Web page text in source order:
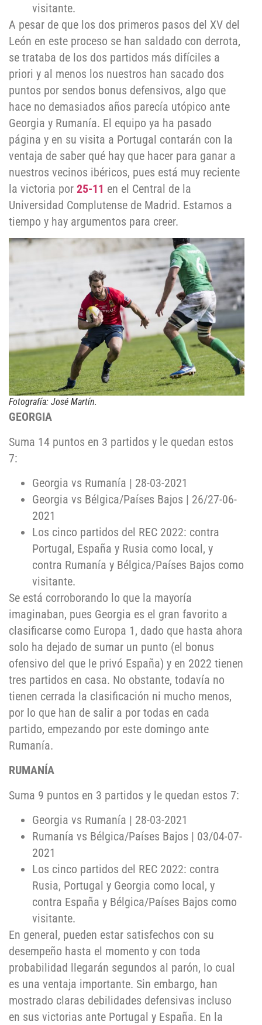
visitante.
A pesar de que los dos primeros pasos del XV del
León en este proceso se han saldado con derrota,
se trataba de los dos partidos más difíciles a
priori y al menos los nuestros han sacado dos
puntos por sendos bonus defensivos, algo que
hace no demasiados años parecía utópico ante
Georgia y Rumanía. El equipo ya ha pasado
página y en su visita a Portugal contarán con la
ventaja de saber qué hay que hacer para ganar a
nuestros vecinos ibéricos, pues está muy reciente
la victoria por 25-11 en el Central de la
Universidad Complutense de Madrid. Estamos a
tiempo y hay argumentos para creer.
Fotografía: José Martín.
GEORGIA
Suma 14 puntos en 3 partidos y le quedan estos
7:
Georgia vs Rumanía | 28-03-2021
Georgia vs Bélgica/Países Bajos | 26/27-06-
2021
Los cinco partidos del REC 2022: contra
Portugal, España y Rusia como local, y
contra Rumanía y Bélgica/Países Bajos como
visitante.
Se está corroborando lo que la mayoría
imaginaban, pues Georgia es el gran favorito a
clasificarse como Europa 1, dado que hasta ahora
solo ha dejado de sumar un punto (el bonus
ofensivo del que le privó España) y en 2022 tienen
tres partidos en casa. No obstante, todavía no
tienen cerrada la clasificación ni mucho menos,
por lo que han de salir a por todas en cada
partido, empezando por este domingo ante
Rumanía.
RUMANÍA
Suma 9 puntos en 3 partidos y le quedan estos 7:
Georgia vs Rumanía | 28-03-2021
Rumanía vs Bélgica/Países Bajos | 03/04-07-
2021
Los cinco partidos del REC 2022: contra
Rusia, Portugal y Georgia como local, y
contra España y Bélgica/Países Bajos como
visitante.
En general, pueden estar satisfechos con su
desempeño hasta el momento y con toda
probabilidad llegarán segundos al parón, lo cual
es una ventaja importante. Sin embargo, han
mostrado claras debilidades defensivas incluso
en sus victorias ante Portugal y España. En la